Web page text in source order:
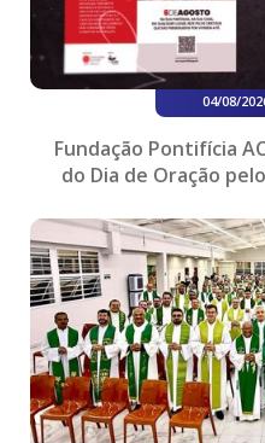
04/08/
Fundação Pontifícia
do Dia de Oração